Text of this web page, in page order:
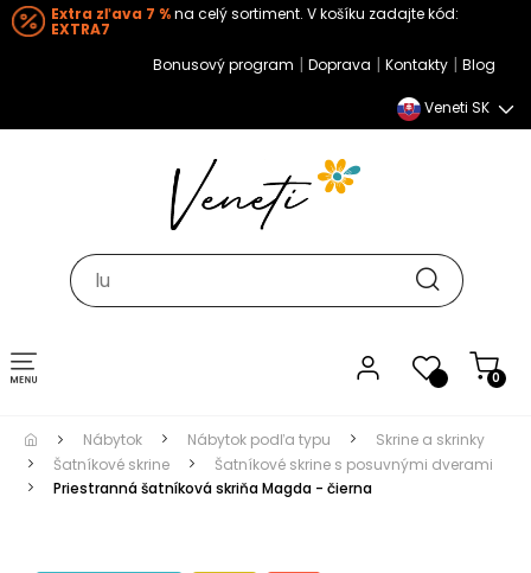
Extra zľava 7 %na celý sortiment. V košíku zadajte kód:
EXTRA7
Bonusový program | Doprava | Kontakty | Blog
Veneti SK
0
Toggle navigation
Nábytok Nábytok podľa typu
Skrine a skrinky
Šatníkové skrine
Šatníkové skrine s posuvnými dverami
Priestranná šatníková skriňa Magda - čierna